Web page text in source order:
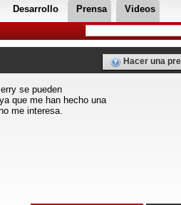
Desarrollo Prensa Videos
Hacer una
se pueden
que me han hecho una
me interesa.